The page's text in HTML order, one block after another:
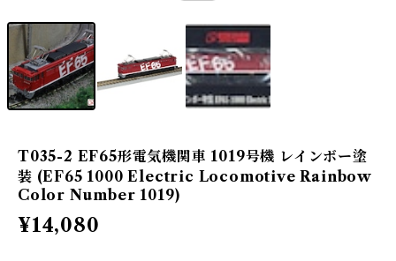
T035-2 EF65形電気機関車 1019号機 レインボー塗
装 (EF65 1000 Electric Locomotive Rainbow
Color Number 1019)
¥14,080